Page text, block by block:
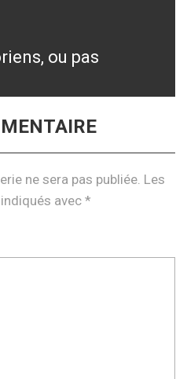
ou pas
ne sera pas publiée. Les
avec *